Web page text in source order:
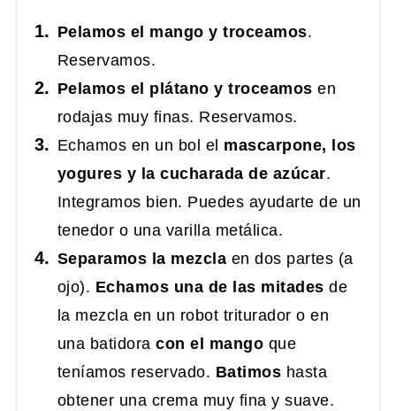
Pelamos el mango y troceamos.
Reservamos.
Pelamos el plátano y troceamos en
rodajas muy finas. Reservamos.
Echamos en un bol el mascarpone, los
yogures y la cucharada de azúcar.
Integramos bien. Puedes ayudarte de un
tenedor o una varilla metálica.
Separamos la mezcla en dos partes (a
ojo). Echamos una de las mitades de
la mezcla en un robot triturador o en
una batidoracon el mango que
teníamos reservado. Batimos hasta
obtener una crema muy fina y suave.